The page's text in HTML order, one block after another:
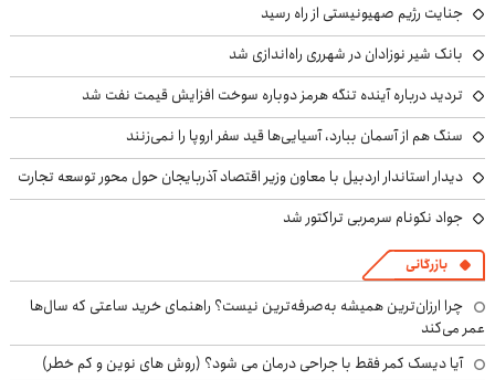
جنایت رژیم صهیونیستی از راه رسید
بانک شیر نوزادان در شهرری راه‌اندازی شد
تردید درباره آینده تنگه هرمز دوباره سوخت افزایش قیمت نفت شد
سنگ هم از آسمان ببارد، آسیایی‌ها قید سفر اروپا را نمی‌زنند
دیدار استاندار اردبیل با معاون وزیر اقتصاد آذربایجان حول محور توسعه تجارت
جواد نکونام سرمربی تراکتور شد
بازرگانی
چرا ارزان‌ترین همیشه به‌صرفه‌ترین نیست؟ راهنمای خرید ساعتی که سال‌ها
عمر می‌کند
آیا دیسک کمر فقط با جراحی درمان می شود؟ (روش های نوین و کم خطر)